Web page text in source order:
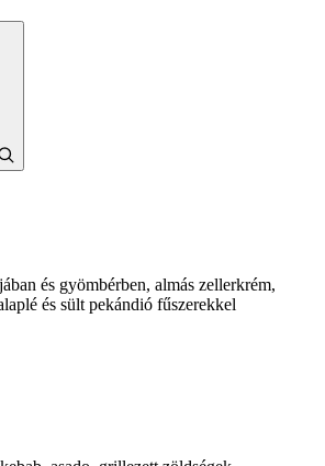
és gyömbérben, almás zellerkrém,
és sült pekándió fűszerekkel